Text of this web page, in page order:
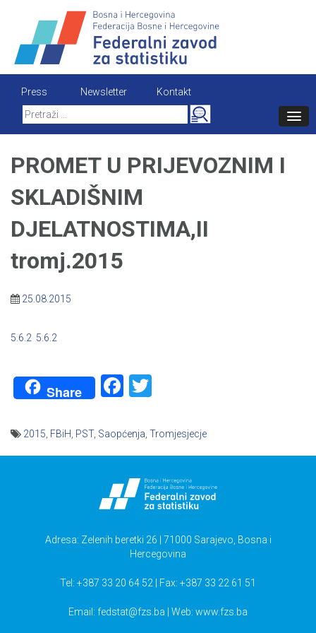
content
Press Newsletter
Kontakt
Search
for:
PROMET U PRIJEVOZNIM I
SKLADIŠNIM
DJELATNOSTIMA,II
tromj.2015
25.08.2015
5.6.2 5.6.2
Share Facebook
2015 FBiH PST, Saopćenja Tromjesjecje
Adresa: Zelenih beretki 26 | 71000 Sarajevo, Bosna i
Hercegovina
Tel: +387 33 20 64 52 | Fax: +387 33 22 61 51
Email: fedstat@fzs.ba | Web: www.fzs.ba